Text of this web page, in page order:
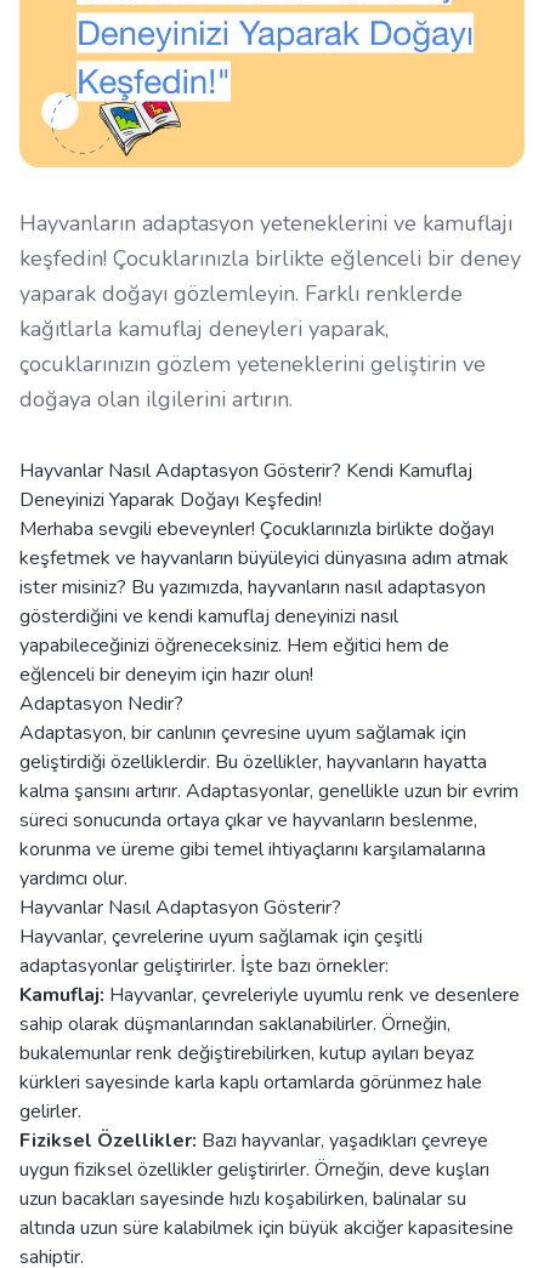
Hayvanların adaptasyon yeteneklerini ve kamuflajı
keşfedin! Çocuklarınızla birlikte eğlenceli bir deney
yaparak doğayı gözlemleyin. Farklı renklerde
kağıtlarla kamuflaj deneyleri yaparak,
çocuklarınızın gözlem yeteneklerini geliştirin ve
doğaya olan ilgilerini artırın.
Hayvanlar Nasıl Adaptasyon Gösterir? Kendi Kamuflaj
Deneyinizi Yaparak Doğayı Keşfedin!
Merhaba sevgili ebeveynler! Çocuklarınızla birlikte doğayı
keşfetmek ve hayvanların büyüleyici dünyasına adım atmak
ister misiniz? Bu yazımızda, hayvanların nasıl adaptasyon
gösterdiğini ve kendi kamuflaj deneyinizi nasıl
yapabileceğinizi öğreneceksiniz. Hem eğitici hem de
eğlenceli bir deneyim için hazır olun!
Adaptasyon Nedir?
Adaptasyon, bir canlının çevresine uyum sağlamak için
geliştirdiği özelliklerdir. Bu özellikler, hayvanların hayatta
kalma şansını artırır. Adaptasyonlar, genellikle uzun bir evrim
süreci sonucunda ortaya çıkar ve hayvanların beslenme,
korunma ve üreme gibi temel ihtiyaçlarını karşılamalarına
yardımcı olur.
Hayvanlar Nasıl Adaptasyon Gösterir?
Hayvanlar, çevrelerine uyum sağlamak için çeşitli
adaptasyonlar geliştirirler. İşte bazı örnekler:
Kamuflaj: Hayvanlar, çevreleriyle uyumlu renk ve desenlere
sahip olarak düşmanlarından saklanabilirler. Örneğin,
bukalemunlar renk değiştirebilirken, kutup ayıları beyaz
kürkleri sayesinde karla kaplı ortamlarda görünmez hale
gelirler.
Fiziksel Özellikler: Bazı hayvanlar, yaşadıkları çevreye
uygun fiziksel özellikler geliştirirler. Örneğin, deve kuşları
uzun bacakları sayesinde hızlı koşabilirken, balinalar su
altında uzun süre kalabilmek için büyük akciğer kapasitesine
sahiptir.